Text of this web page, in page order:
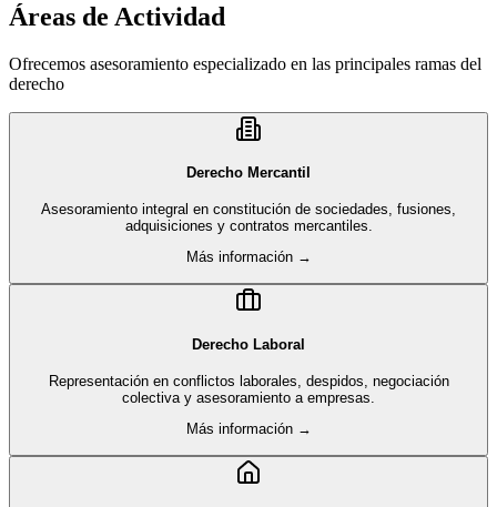
Áreas de Actividad
Ofrecemos asesoramiento especializado en las principales ramas del
derecho
Derecho Mercantil
Asesoramiento integral en constitución de sociedades, fusiones,
adquisiciones y contratos mercantiles.
Más información →
Derecho Laboral
Representación en conflictos laborales, despidos, negociación
colectiva y asesoramiento a empresas.
Más información →